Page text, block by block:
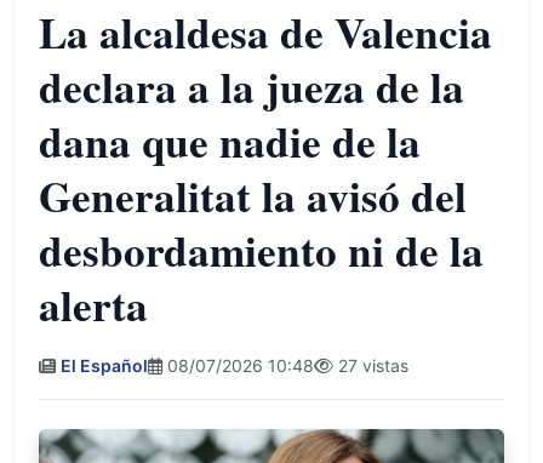
La alcaldesa de Valencia
declara a la jueza de la
dana que nadie de la
Generalitat la avisó del
desbordamiento ni de la
alerta
El Español 08/07/2026 10:48 27 vistas